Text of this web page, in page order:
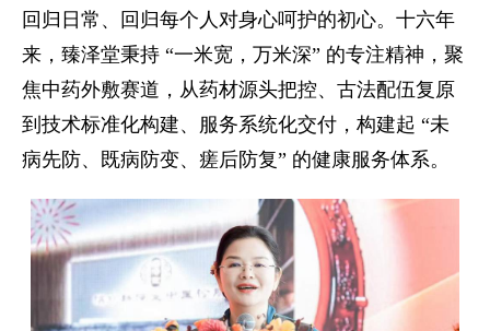
回归日常、回归每个人对身心呵护的初心。十六年
来，臻泽堂秉持 “一米宽，万米深” 的专注精神，聚
焦中药外敷赛道，从药材源头把控、古法配伍复原
到技术标准化构建、服务系统化交付，构建起 “未
病先防、既病防变、瘥后防复” 的健康服务体系。